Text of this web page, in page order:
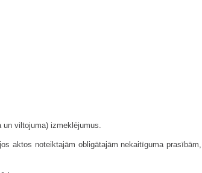
viltojuma) izmeklējumus.
aktos noteiktajām obligātajām nekaitīguma prasībām,